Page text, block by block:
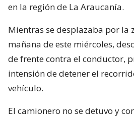
en la región de La Araucanía.
Mientras se desplazaba por la
mañana de este miércoles,
de frente contra el conductor,
intensión de detener el
vehículo.
El camionero no se detuvo y